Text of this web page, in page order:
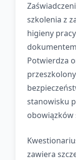
szkolenia z
higieny
Potwierdza
stanowisku
obowiązków
zawiera